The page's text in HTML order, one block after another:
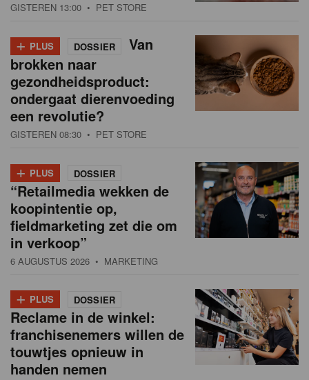
GISTEREN 13:00 • PET STORE
+ PLUS DOSSIER
Van
brokken naar
gezondheidsproduct:
ondergaat dierenvoeding
een revolutie?
GISTEREN 08:30 • PET STORE
+ PLUS DOSSIER
“Retailmedia wekken de
koopintentie op,
fieldmarketing zet die om
in verkoop”
6 AUGUSTUS 2026 • MARKETING
+ PLUS DOSSIER
Reclame in de winkel:
franchisenemers willen de
touwtjes opnieuw in
handen nemen